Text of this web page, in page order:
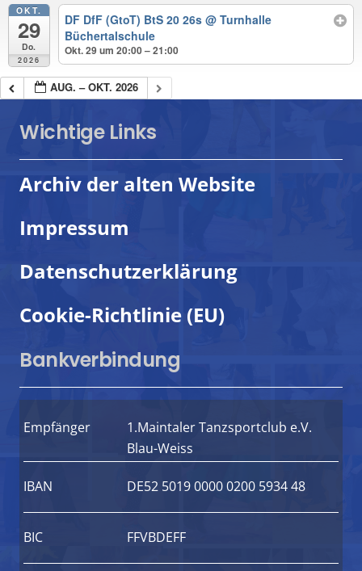
OKT.
29
Do.
2026
DF DfF (GtoT) BtS 20 26s@ Turnhalle
Büchertalschule
Okt. 29 um 20:00 – 21:00
AUG. – OKT. 2026
Wichtige Links
Archiv der alten Website
Impressum
Datenschutzerklärung
Cookie-Richtlinie (EU)
Bankverbindung
Empfänger
1.Maintaler Tanzsportclub e.V.
Blau-Weiss
IBAN DE52 5019 0000 0200 5934 48
BIC FFVBDEFF